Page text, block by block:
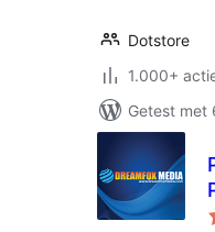
Dotstore
1.000+
Getest met